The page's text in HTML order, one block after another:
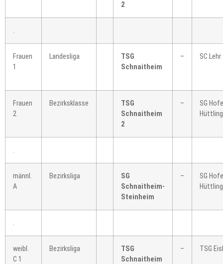
2
.
Frauen
1
Landesliga
TSG
Schnaitheim
– SC Lehr
Frauen
2
Bezirksklasse
TSG
Schnaitheim
2
–
SG
.
männl.
A
Bezirksliga
SG
Schnaitheim-
Steinheim
–
SG
.
weibl.
C 1
Bezirksliga
TSG
Schnaitheim
– TSG